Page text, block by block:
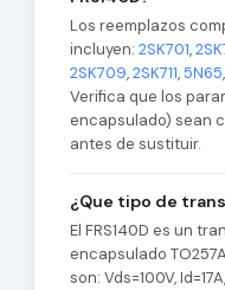
Los reemplazos
incluyen: 2SK701,
2SK709,2SK711,5N65,
Verifica que los
encapsulado) sean
antes de sustituir.
¿Que tipo de
El FRS140D es un
encapsulado
son: Vds=100V,